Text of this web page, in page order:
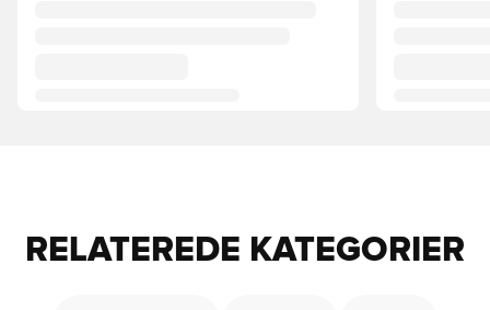
RELATEREDE KATEGORIER